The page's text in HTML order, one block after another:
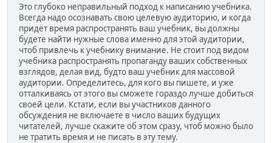
Это глубоко неправильный подход к написанию учебника.
Всегда надо осознавать свою целевую аудиторию, и когда
придёт время распространять ваш учебник, вы должны
будете найти нужные слова именно для этой аудитории,
чтоб привлечь к учебнику внимание. Не стоит под видом
учебника распространять пропаганду ваших собственных
взглядов, делая вид, будто ваш учебник для массовой
аудитории. Определитесь, для кого вы пишете, и уже
отталкиваясь от этого вы сможете гораздо лучше добиться
своей цели. Кстати, если вы участников данного
обсуждения не включаете в число ваших будущих
читателей, лучше скажите об этом сразу, чтоб можно было
не тратить время и не писать в эту тему.